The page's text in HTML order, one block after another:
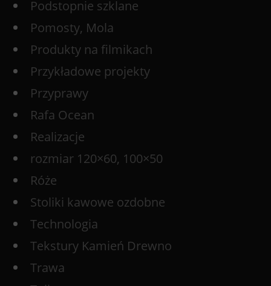
Podstopnie szklane
Pomosty, Mola
Produkty na filmikach
Przykładowe projekty
Przyprawy
Rafa Ocean
Realizacje
rozmiar 120×60, 100×50
Róże
Stoliki kawowe ozdobne
Technologia
Tekstury Kamień Drewno
Trawa